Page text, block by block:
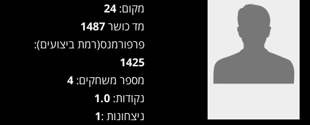
מקום:
מד כושר
פרפורמנס(רמת ביצועים):
1425
מספר משחקים:
נקודות: 1.0
ניצחונות :1